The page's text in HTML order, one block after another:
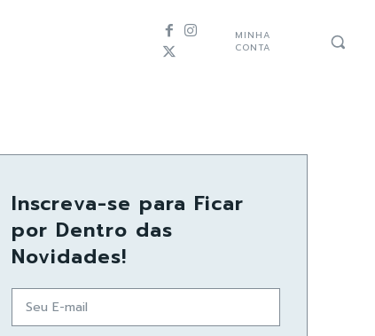
MINHA
CONTA
Inscreva-se para Ficar
por Dentro das
Novidades!